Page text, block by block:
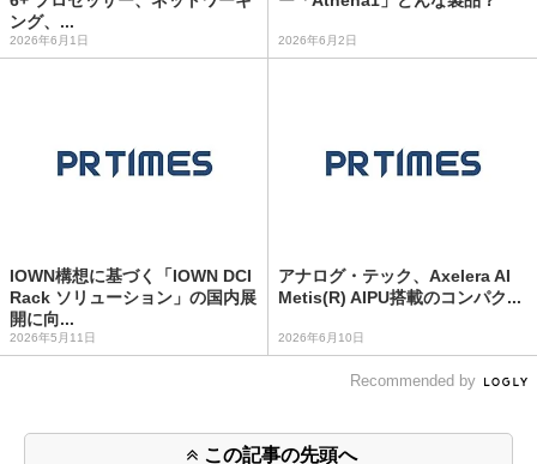
ング、...
2026年6月1日 2026年6月2日
IOWN構想に基づく「IOWN DCI
Rack ソリューション」の国内展
開に向...
2026年5月11日
アナログ・テック、Axelera AI
Metis(R) AIPU搭載のコンパク...
2026年6月10日
Recommended by
この記事の先頭へ